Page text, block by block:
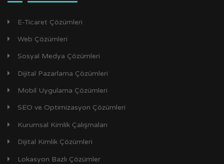
E-Ticaret Çözümleri
Web Çözümleri
Sosyal Medya Çözümleri
Dijital Pazarlama Çözümleri
Mobil Uygulama Çözümleri
SEO ve Optimizasyon Çözümleri
Kurumsal Kimlik Çalışmaları
Dijital Kimlik Çözümleri
Lokasyon Bazlı Çözümler